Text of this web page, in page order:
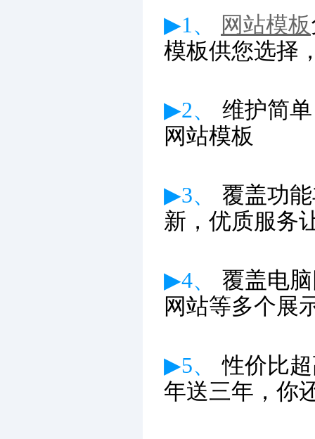
▶1、 网站模板
模板供您选择
▶2、
维护简
网站模板
▶3、
覆盖功
新 ，优质服务
▶4、
覆盖电
网站等多个展
▶5、
性价比
年送三年，你